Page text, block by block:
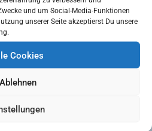
und um Social-Media-Funktionen
unserer Seite akzeptierst Du unsere
Cookies
Ablehnen
etc…findet ihr in unseren
FAQ“